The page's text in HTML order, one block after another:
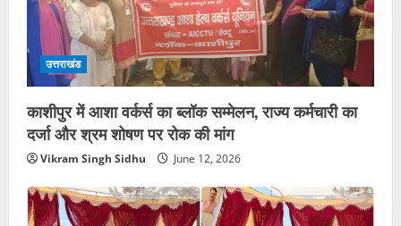
उत्तराखंड
काशीपुर में आशा वर्कर्स का ब्लॉक सम्मेलन, राज्य कर्मचारी का
दर्जा और श्रम शोषण पर रोक की मांग
Vikram Singh Sidhu June 12, 2026